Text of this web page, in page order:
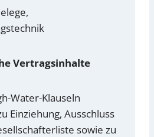
Vertragsinhalte
Water-Klauseln
Einziehung, Ausschluss
sowie zu